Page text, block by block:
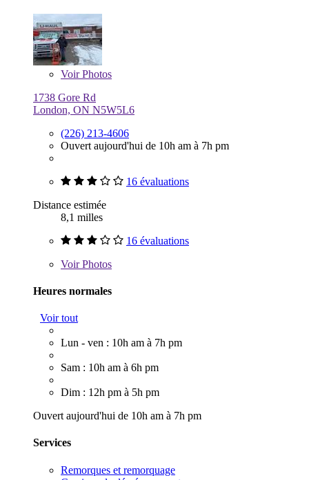
VoirPhotos
1738 Gore Rd
London, ON N5W5L6
(226) 213-4606
Ouvert aujourd'hui de 10h am à 7h pm
16 évaluations
Distance estimée
8,1 milles
16 évaluations
VoirPhotos
Heures normales
Voir tout
Lun - ven : 10h am à 7h pm
Sam : 10h am à 6h pm
Dim : 12h pm à 5h pm
Ouvert aujourd'hui de 10h am à 7h pm
Services
Remorques et remorquage